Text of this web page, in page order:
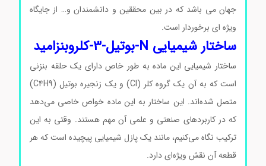
جهان می باشد که در بین محققین و دانشمندان و… از جایگاه
ویژه ای برخوردار است.
ساختار شیمیایی N-بوتیل-3-کلروبنزامید
ساختار شیمیایی این ماده به طور خاص دارای یک حلقه بنزنی
است که به آن یک گروه کلر (Cl) و یک زنجیره بوتیل (C4H9)
متصل شده‌اند. این ساختار به این ماده خواص خاصی می‌دهد
که در کاربردهای صنعتی و علمی آن مهم هستند. وقتی به این
ترکیب نگاه می‌کنیم، مانند یک پازل شیمیایی پیچیده است که هر
قطعه آن نقش ویژه‌ای دارد.